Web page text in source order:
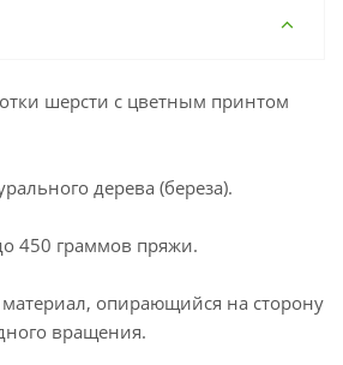
шерсти с цветным принтом
дерева (береза).
450 граммов пряжи.
опирающийся на сторону
вращения.